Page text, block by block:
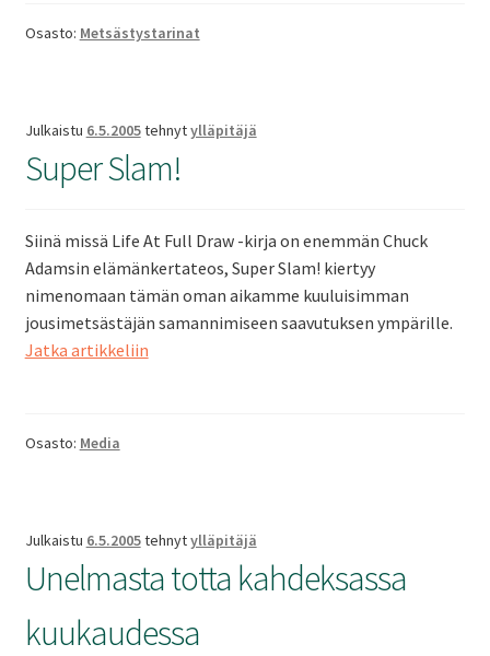
Osasto: Metsästystarinat
Julkaistu 6.5.2005tehnytylläpitäjä
Super Slam!
Siinä missä Life At Full Draw -kirja on enemmän Chuck
Adamsin elämänkertateos, Super Slam! kiertyy
nimenomaan tämän oman aikamme kuuluisimman
jousimetsästäjän samannimiseen saavutuksen ympärille.
Jatka artikkeliinSuper
Osasto: Media
Julkaistu 6.5.2005tehnytylläpitäjä
Unelmasta totta kahdeksassa
kuukaudessa